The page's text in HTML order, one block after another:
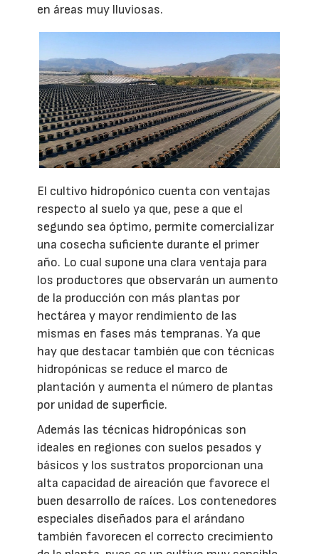
en áreas muy lluviosas.
El cultivo hidropónico cuenta con ventajas
respecto al suelo ya que, pese a que el
segundo sea óptimo, permite comercializar
una cosecha suficiente durante el primer
año. Lo cual supone una clara ventaja para
los productores que observarán un aumento
de la producción con más plantas por
hectárea y mayor rendimiento de las
mismas en fases más tempranas. Ya que
hay que destacar también que con técnicas
hidropónicas se reduce el marco de
plantación y aumenta el número de plantas
por unidad de superficie.
Además las técnicas hidropónicas son
ideales en regiones con suelos pesados y
básicos y los sustratos proporcionan una
alta capacidad de aireación que favorece el
buen desarrollo de raíces. Los contenedores
especiales diseñados para el arándano
también favorecen el correcto crecimiento